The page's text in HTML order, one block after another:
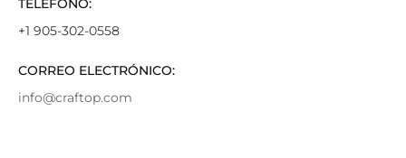
TELÉFONO:
+1 905-302-0558
CORREO ELECTRÓNICO:
info@craftop.com